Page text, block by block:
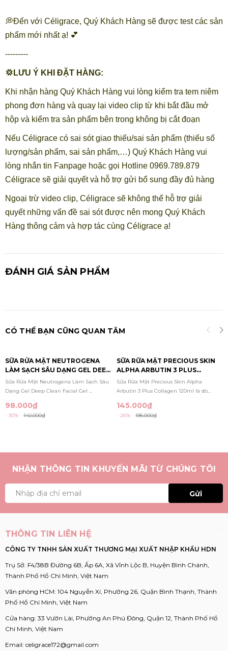
💭Đến với Céligrace, Quý Khách Hàng sẽ được test các sản
phẩm mới nhất ạ! 💕
---------
💢LƯU Ý KHI ĐẶT HÀNG:
Khi nhận hàng Quý Khách Hàng vui lòng kiểm tra tem niêm
phong đơn hàng và quay lại video clip từ khi bắt đầu mở
hộp và kiểm tra sản phẩm bên trong không bị cắt đoạn
Nếu Céligrace có sai sót giao thiếu/sai sản phẩm (thiếu số
lượng/sản phẩm, sai sản phẩm,…) Quý Khách Hàng vui
lòng nhắn tin Fanpage hoặc gọi Hotline 0969.789.879
Céligrace sẽ giải quyết và hỗ trợ gửi bổ sung đầy đủ hàng
Ngoại trừ video clip, Céligrace sẽ không thể hỗ trợ giải
quyết những vấn đề sai sót được nên mong Quý Khách
Hàng thông cảm và hợp tác cùng Céligrace ạ!
ĐÁNH GIÁ SẢN PHẨM
CÓ THỂ BẠN CŨNG QUAN TÂM
SỮA RỬA MẶT NEUTROGENA
LÀM SẠCH SÂU DẠNG GEL DEEP
CLEAN FACIAL GEL CLEANSER
150ML
Sữa Rửa Mặt Neutrogena Làm Sạch Sâu
Dạng Gel Deep Clean Facial Gel ...
98.000₫
- 30% 140.000₫
SỮA RỮA MẶT PRECIOUS SKIN
ALPHA ARBUTIN 3 PLUS
COLLAGEN 120ML
Sữa Rữa Mặt Precious Skin Alpha
Arbutin 3 Plus Collagen 120ml là dò...
145.000₫
- 26% 195.000₫
NHẬN THÔNG TIN KHUYẾN MÃI TỪ CHÚNG TÔI
Gửi
THÔNG TIN LIÊN HỆ
CÔNG TY TNHH SẢN XUẤT THƯƠNG MẠI XUẤT NHẬP KHẨU HDN
Trụ Sở: F4/38B Đường 6B, Ấp 6A, Xã Vĩnh Lộc B, Huyện Bình Chánh,
Thành Phố Hồ Chí Minh, Việt Nam
Văn phòng HCM: 104 Nguyễn Xí, Phường 26, Quận Bình Thạnh, Thành
Phố Hồ Chí Minh, Việt Nam
Cửa hàng: 33 Vườn Lài, Phường An Phú Đông, Quận 12, Thành Phố Hồ
Chí Minh, Việt Nam
Email: celigrace172@gmail.com